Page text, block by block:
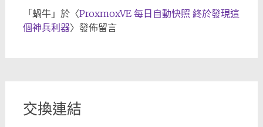
「蝸牛」於〈ProxmoxVE 每日自動快照 終於發現這
個神兵利器〉發佈留言
交換連結